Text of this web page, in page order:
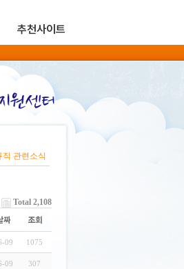
추천사이트
직 관련소식
Total 2,108
09 1075
09 307